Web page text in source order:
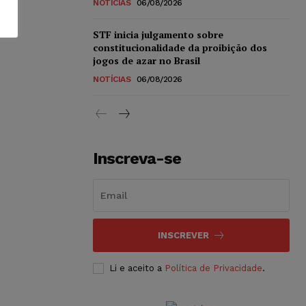
NOTÍCIAS 06/08/2026
STF inicia julgamento sobre
constitucionalidade da proibição dos
jogos de azar no Brasil
NOTÍCIAS 06/08/2026
Inscreva-se
INSCREVER
Li e aceito a Política de Privacidade.